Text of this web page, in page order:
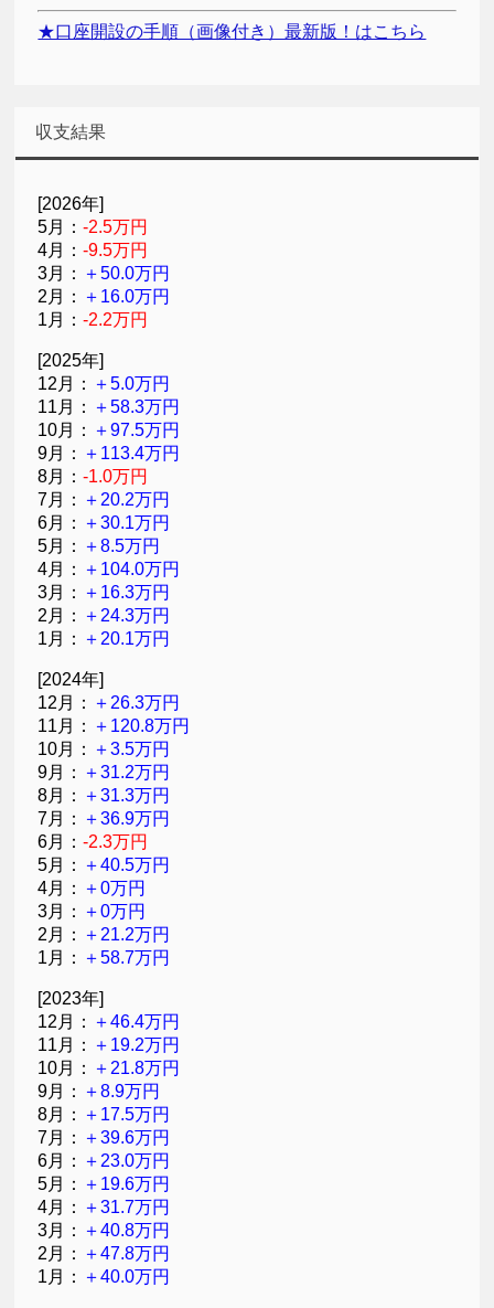
★口座開設の手順（画像付き）最新版！はこちら
収支結果
[2026年]
5月：-2.5万円
4月：-9.5万円
3月： ＋50.0万円
2月： ＋16.0万円
1月：-2.2万円
[2025年]
12月： ＋5.0万円
11月： ＋58.3万円
10月： ＋97.5万円
9月： ＋113.4万円
8月：-1.0万円
7月： ＋20.2万円
6月： ＋30.1万円
5月： ＋8.5万円
4月： ＋104.0万円
3月： ＋16.3万円
2月： ＋24.3万円
1月： ＋20.1万円
[2024年]
12月： ＋26.3万円
11月： ＋120.8万円
10月： ＋3.5万円
9月： ＋31.2万円
8月： ＋31.3万円
7月： ＋36.9万円
6月：-2.3万円
5月： ＋40.5万円
4月： ＋0万円
3月： ＋0万円
2月： ＋21.2万円
1月： ＋58.7万円
[2023年]
12月： ＋46.4万円
11月： ＋19.2万円
10月： ＋21.8万円
9月： ＋8.9万円
8月： ＋17.5万円
7月： ＋39.6万円
6月： ＋23.0万円
5月： ＋19.6万円
4月： ＋31.7万円
3月： ＋40.8万円
2月： ＋47.8万円
1月： ＋40.0万円